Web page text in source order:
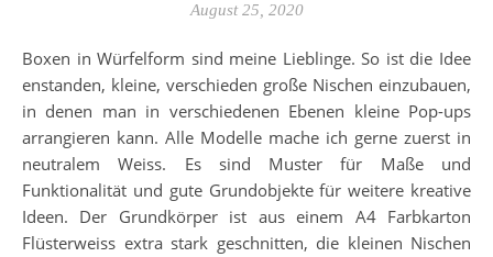
August 25, 2020
Boxen in Würfelform sind meine Lieblinge. So ist die Idee
enstanden, kleine, verschieden große Nischen einzubauen,
in denen man in verschiedenen Ebenen kleine Pop-ups
arrangieren kann. Alle Modelle mache ich gerne zuerst in
neutralem Weiss. Es sind Muster für Maße und
Funktionalität und gute Grundobjekte für weitere kreative
Ideen. Der Grundkörper ist aus einem A4 Farbkarton
Flüsterweiss extra stark geschnitten, die kleinen Nischen